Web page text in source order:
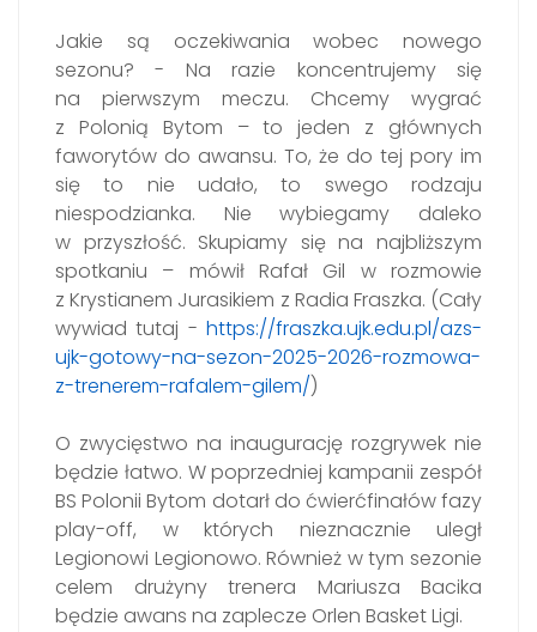
Jakie są oczekiwania wobec nowego
sezonu? - Na razie koncentrujemy się
na pierwszym meczu. Chcemy wygrać
z Polonią Bytom – to jeden z głównych
faworytów do awansu. To, że do tej pory im
się to nie udało, to swego rodzaju
niespodzianka. Nie wybiegamy daleko
w przyszłość. Skupiamy się na najbliższym
spotkaniu – mówił Rafał Gil w rozmowie
z Krystianem Jurasikiem z Radia Fraszka. (Cały
wywiad tutaj - https://fraszka.ujk.edu.pl/azs-
ujk-gotowy-na-sezon-2025-2026-rozmowa-
z-trenerem-rafalem-gilem/)
O zwycięstwo na inaugurację rozgrywek nie
będzie łatwo. W poprzedniej kampanii zespół
BS Polonii Bytom dotarł do ćwierćfinałów fazy
play-off, w których nieznacznie uległ
Legionowi Legionowo. Również w tym sezonie
celem drużyny trenera Mariusza Bacika
będzie awans na zaplecze Orlen Basket Ligi.